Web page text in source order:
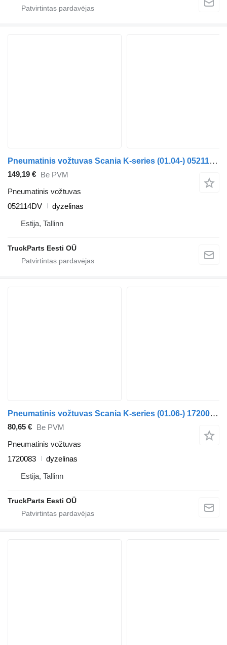
Pneumatinis vožtuvas Scania K-series (01.04-) 052114DV autobuso Scania K,N,F-series bus (2006-)
149,19 € Be PVM
Pneumatinis vožtuvas
052114DV
dyzelinas
Estija, Tallinn
TruckParts Eesti OÜ
Pneumatinis vožtuvas Scania K-series (01.06-) 1720083 autobuso Scania K,N,F-series bus (2006-)
80,65 € Be PVM
Pneumatinis vožtuvas
1720083
dyzelinas
Estija, Tallinn
TruckParts Eesti OÜ